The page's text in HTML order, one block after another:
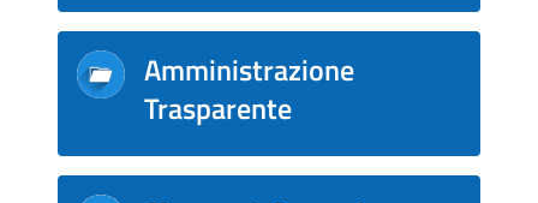
Amministrazione
Trasparente